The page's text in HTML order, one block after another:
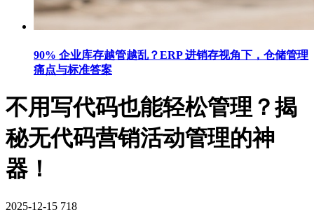
90% 企业库存越管越乱？ERP 进销存视角下，仓储管理
痛点与标准答案
不用写代码也能轻松管理？揭
秘无代码营销活动管理的神
器！
2025-12-15 718